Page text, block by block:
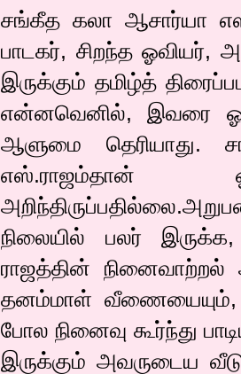
சங்கீத கலா ஆசார்யா
பாடகர், சிறந்த ஓவியர்,
இருக்கும் தமிழ்த்
என்னவெனில், இவரை
ஆளுமை தெரியாது.
எஸ்.ராஜம்தான்
நிலையில் பலர்
ராஜத்தின் நினைவாற்றல்
தனம்மாள் வீணையையும்,
போல நினைவு கூர்ந்து
இருக்கும் அவருடைய